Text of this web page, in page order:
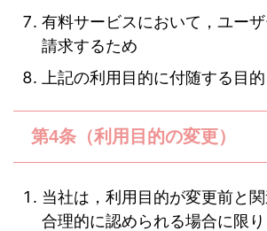
有料サービスにおいて，ユー
請求するため
上記の利用目的に付随する目的
第4条（利用目的の変更）
当社は，利用目的が変更前と
合理的に認められる場合に限